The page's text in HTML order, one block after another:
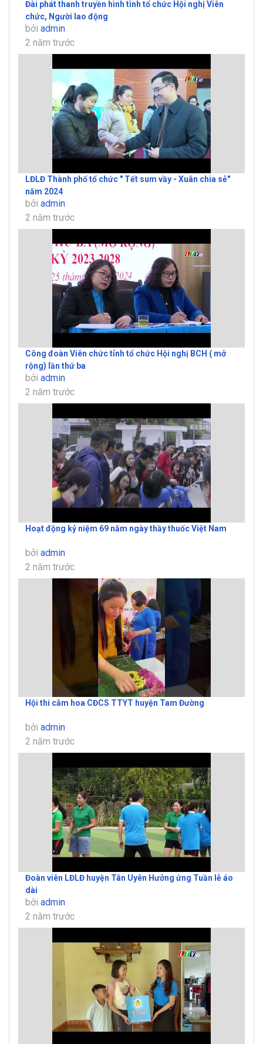
Đài phát thanh truyền hình tình tổ chức Hội nghị Viên
chức, Người lao động
bởi admin
2 năm trước
LĐLĐ Thành phố tổ chức " Tết sum vầy - Xuân chia sẻ"
năm 2024
bởi admin
2 năm trước
Công đoàn Viên chức tỉnh tổ chức Hội nghị BCH ( mở
rộng) lần thứ ba
bởi admin
2 năm trước
Hoạt động kỷ niệm 69 năm ngày thầy thuốc Việt Nam
bởi admin
2 năm trước
Hội thi cắm hoa CĐCS TTYT huyện Tam Đường
bởi admin
2 năm trước
Đoàn viên LĐLĐ huyện Tân Uyên Hưởng ứng Tuần lễ áo
dài
bởi admin
2 năm trước